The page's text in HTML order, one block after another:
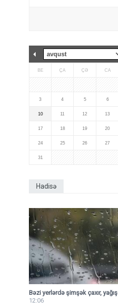
BE ÇA ÇƏ CA
3 4 5 6
10 11 12 13
17 18 19 20
24 25 26 27
31
Hadisə
Bəzi yerlərdə şimşək çaxır,
12:06